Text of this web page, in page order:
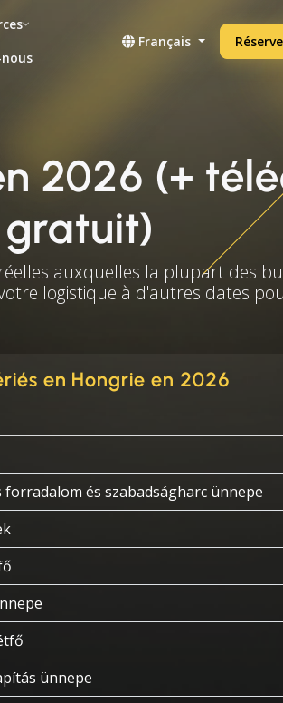
Français
2026 (+
gratuit)
auxquelles la plupart des
logistique à d'autres dates
en Hongrie en 2026
forradalom és szabadságharc ünnepe
ünnepe